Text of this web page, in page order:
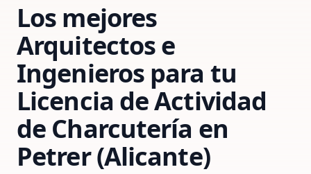
Los mejores
Arquitectos e
Ingenieros para tu
Licencia de Actividad
de Charcutería en
Petrer (Alicante)